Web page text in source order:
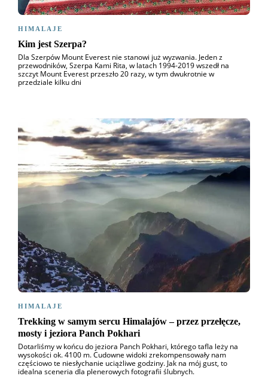
HIMALAJE
Kim jest Szerpa?
Dla Szerpów Mount Everest nie stanowi już wyzwania. Jeden z
przewodników, Szerpa Kami Rita, w latach 1994-2019 wszedł na
szczyt Mount Everest przeszło 20 razy, w tym dwukrotnie w
przedziale kilku dni
HIMALAJE
Trekking w samym sercu Himalajów – przez przełęcze,
mosty i jeziora Panch Pokhari
Dotarliśmy w końcu do jeziora Panch Pokhari, którego tafla leży na
wysokości ok. 4100 m. Cudowne widoki zrekompensowały nam
częściowo te niesłychanie uciążliwe godziny. Jak na mój gust, to
idealna sceneria dla plenerowych fotografii ślubnych.